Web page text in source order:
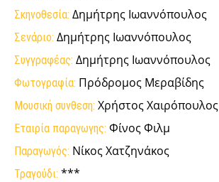
Σκηνοθεσία: Δημήτρης Ιωαννόπουλος
Σενάριο: Δημήτρης Ιωαννόπουλος
Συγγραφέας: Δημήτρης Ιωαννόπουλος
Φωτογραφία: Πρόδρομος Μεραβίδης
Μουσική συνθεση: Χρήστος Χαιρόπουλος
Εταιρία παραγωγης: Φίνος Φιλμ
Παραγωγός: Νίκος Χατζηνάκος
Τραγούδι: ***